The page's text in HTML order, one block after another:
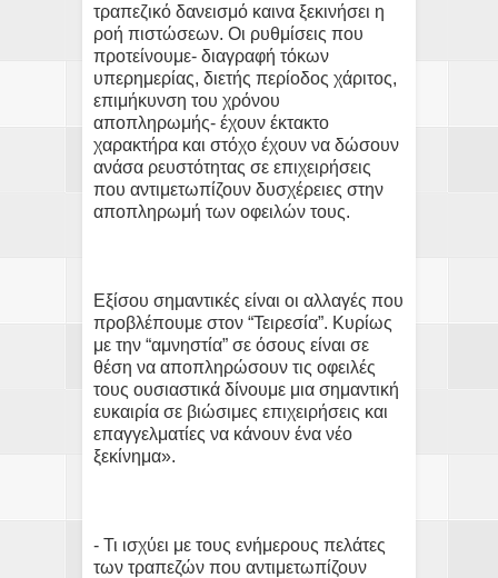
τραπεζικό δανεισμό καινα ξεκινήσει η
ροή πιστώσεων. Οι ρυθμίσεις που
προτείνουμε- διαγραφή τόκων
υπερημερίας, διετής περίοδος χάριτος,
επιμήκυνση του χρόνου
αποπληρωμής- έχουν έκτακτο
χαρακτήρα και στόχο έχουν να δώσουν
ανάσα ρευστότητας σε επιχειρήσεις
που αντιμετωπίζουν δυσχέρειες στην
αποπληρωμή των οφειλών τους.
Εξίσου σημαντικές είναι οι αλλαγές που
προβλέπουμε στον “Τειρεσία”. Κυρίως
με την “αμνηστία” σε όσους είναι σε
θέση να αποπληρώσουν τις οφειλές
τους ουσιαστικά δίνουμε μια σημαντική
ευκαιρία σε βιώσιμες επιχειρήσεις και
επαγγελματίες να κάνουν ένα νέο
ξεκίνημα».
- Τι ισχύει με τους ενήμερους πελάτες
των τραπεζών που αντιμετωπίζουν